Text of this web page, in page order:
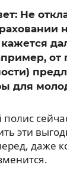
Не
от
для
эти
даже